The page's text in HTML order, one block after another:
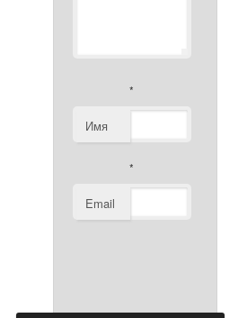
Имя
*
Email
*